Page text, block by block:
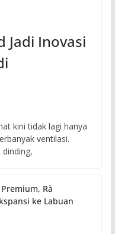
Jadi Inovasi
kini tidak lagi hanya
ventilasi.
Rà
ke Labuan